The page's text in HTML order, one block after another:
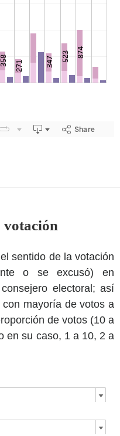
votación
sentido de la votación
o se excusó) en
electoral; así
mayoría de votos a
de votos (10 a
en su caso, 1 a 10, 2 a